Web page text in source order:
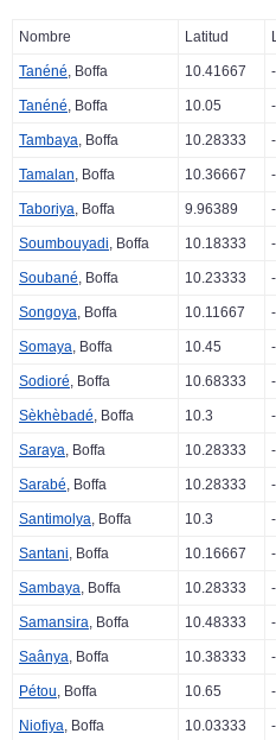
Nombre Latitud
Tanéné, Boffa 10.41667
Tanéné, Boffa 10.05
Tambaya, Boffa 10.28333
Tamalan, Boffa 10.36667
Taboriya, Boffa 9.96389
Soumbouyadi, Boffa 10.18333
Soubané, Boffa 10.23333
Songoya, Boffa 10.11667
Somaya, Boffa 10.45
Sodioré, Boffa 10.68333
Sèkhèbadé, Boffa 10.3
Saraya, Boffa 10.28333
Sarabé, Boffa 10.28333
Santimolya, Boffa 10.3
Santani, Boffa 10.16667
Sambaya, Boffa 10.28333
Samansira, Boffa 10.48333
Saânya, Boffa 10.38333
Pétou, Boffa 10.65
Niofiya, Boffa 10.03333